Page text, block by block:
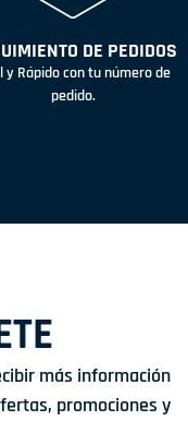
DE PEDIDOS
y Rápido con tu número de
pedido.
más información
promociones y